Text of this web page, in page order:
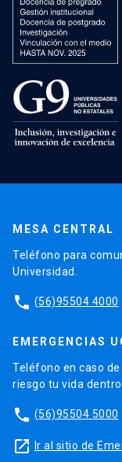
MESA CENTRAL
Teléfono para
Universidad.
phone (56)95504 4000
EMERGENCIAS
Teléfono en caso
riesgo tu vida
phone (56)95504 5000
launch Ir al sitio de